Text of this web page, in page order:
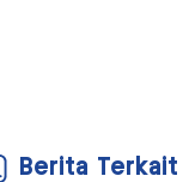
Berita Terkait